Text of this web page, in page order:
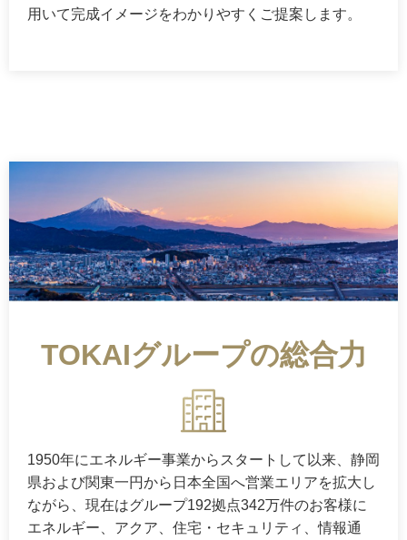
用いて完成イメージをわかりやすくご提案します。
TOKAIグループの総合力
1950年にエネルギー事業からスタートして以来、静岡
県および関東一円から日本全国へ営業エリアを拡大し
ながら、現在はグループ192拠点342万件のお客様に
エネルギー、アクア、住宅・セキュリティ、情報通